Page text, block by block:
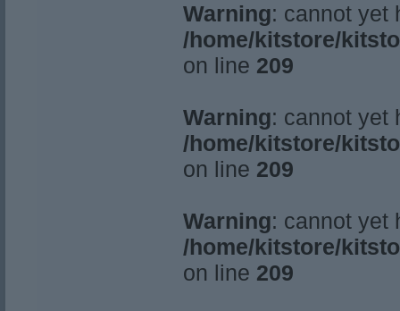
Warning: cannot yet
/home/kitstore/
on line 209
Warning: cannot yet
/home/kitstore/
on line 209
Warning: cannot yet
/home/kitstore/
on line 209